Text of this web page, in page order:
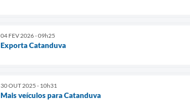
04 FEV 2026 - 09h25
Exporta Catanduva
30 OUT 2025 - 10h31
Mais veículos para Catanduva